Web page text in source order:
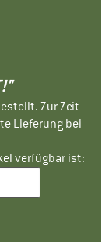
Zur Zeit
Lieferung bei
verfügbar ist: